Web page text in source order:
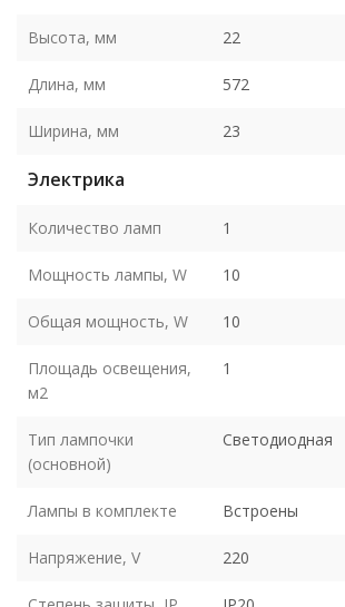
Высота, мм 22
Длина, мм 572
Ширина, мм 23
Электрика
Количество ламп 1
Мощность лампы, W 10
Общая мощность, W 10
Площадь освещения,
м2
1
Тип лампочки
(основной)
Светодиодная
Лампы в комплекте Встроены
Напряжение, V 220